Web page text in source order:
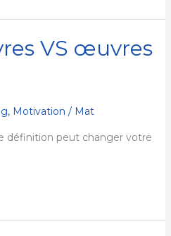
VS œuvres
, Motivation / Mat
définition peut changer votre